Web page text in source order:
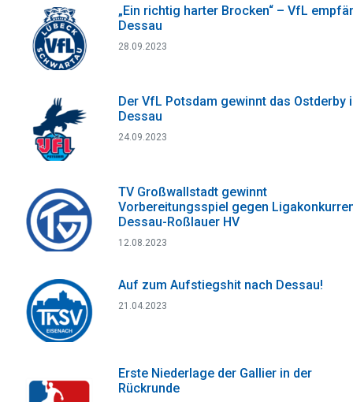
„Ein richtig harter Brocken“ – VfL
Dessau
28.09.2023
Der VfL Potsdam gewinnt das Ostderby
Dessau
24.09.2023
TV Großwallstadt gewinnt
Vorbereitungsspiel gegen
Dessau-Roßlauer HV
12.08.2023
Auf zum Aufstiegshit nach Dessau!
21.04.2023
Erste Niederlage der Gallier in der
Rückrunde